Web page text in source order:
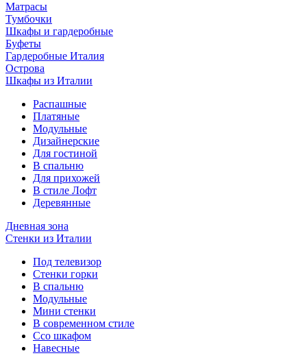
Матрасы
Тумбочки
Шкафы и гардеробные
Буфеты
Гардеробные Италия
Острова
Шкафы из Италии
Распашные
Платяные
Модульные
Дизайнерские
Для гостиной
В спальню
Для прихожей
В стиле Лофт
Деревянные
Дневная зона
Стенки из Италии
Под телевизор
Стенки горки
В спальню
Модульные
Мини стенки
В современном стиле
Ссо шкафом
Навесные